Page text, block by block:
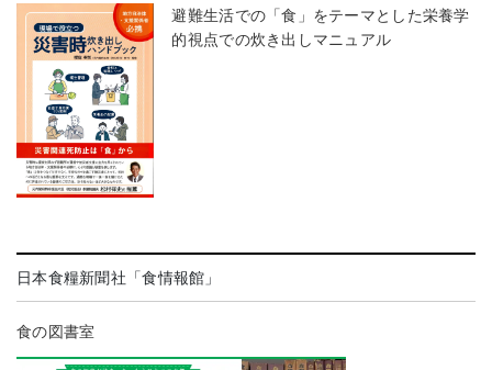
避難生活での「食」をテーマとした栄養学
的視点での炊き出しマニュアル
日本食糧新聞社「食情報館」
食の図書室